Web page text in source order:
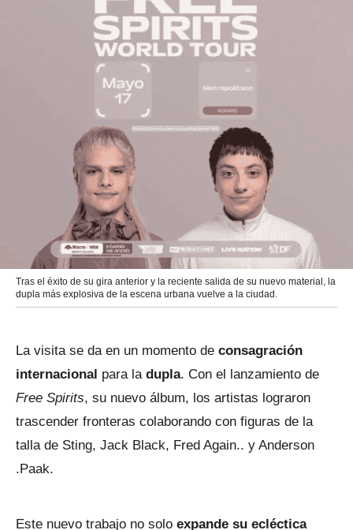
Tras el éxito de su gira anterior y la reciente salida de su nuevo material, la
dupla más explosiva de la escena urbana vuelve a la ciudad.
La visita se da en un momento de consagración
internacional para la dupla. Con el lanzamiento de
Free Spirits, su nuevo álbum, los artistas lograron
trascender fronteras colaborando con figuras de la
talla de Sting, Jack Black, Fred Again.. y Anderson
.Paak.
Este nuevo trabajo no solo expande su ecléctica